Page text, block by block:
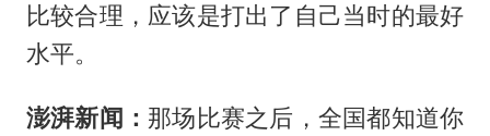
比较合理，应该是打出了自己当时的最好
水平。
澎湃新闻： 那场比赛之后，全国都知道你